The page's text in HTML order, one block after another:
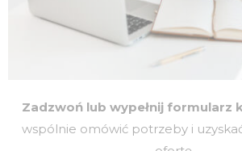
Zadzwoń lub wypełnij formularz
wspólnie omówić potrzeby i